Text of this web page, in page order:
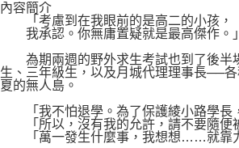
博客來商品配送方式
每筆NT$80，滿NT$1,000(含以上)免運費
內容簡介
「考慮到在我眼前的是高二的小孩，
我承認。你無庸置疑就是最高傑作。」
為期兩週的野外求生考試也到了後半
生、三年級生，以及月城代理理事長──
夏的無人島。
「我不怕退學。為了保護綾小路學長
「所以，沒有我的允許，請不要隨便
「萬一發生什麼事，我想想……就靠力